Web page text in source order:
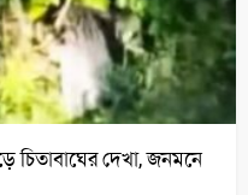
চিতাবাঘের দেখা, জনমনে